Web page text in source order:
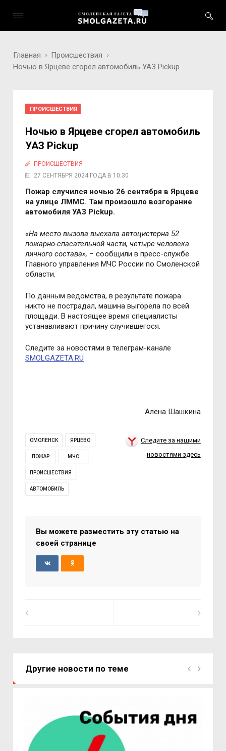
Главная
Происшествия
Ночью в Ярцеве сгорел автомобиль УАЗ Pickup
ПРОИСШЕСТВИЯ
Ночью в Ярцеве сгорел автомобиль
УАЗ Pickup
ПРОИСШЕСТВИЯ
27 СЕНТЯБРЯ 2024 ГОДА В 10:30
Пожар случился ночью 26 сентября в Ярцеве
на улице ЛММС. Там произошло возгорание
автомобиля УАЗ Pickup.
«На место вызова выехала автоцистерна 52
пожарно-спасательной части, четыре человека
личного состава», – сообщили в пресс-службе
Главного управления МЧС России по Смоленской
области.
По данным ведомства, в результате пожара
никто не пострадал, машина выгорела по всей
площади. В настоящее время специалисты
устанавливают причину случившегося.
Следите за новостями в телеграм-канале
SMOLGAZETA.RU
Алена Шашкина
СМОЛЕНСК ЯРЦЕВО
ПОЖАР МЧС
ПРОИСШЕСТВИЯ
АВТОМОБИЛЬ
Следите за нашими
новостями здесь
Вы можете разместить эту статью на
своей странице
Другие новости по теме